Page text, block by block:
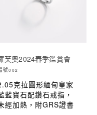
芙奧2024春季鑑賞會
號002
克拉圓形緬甸皇家
藍寶石配鑽石戒指，
經加熱，附GRS證書